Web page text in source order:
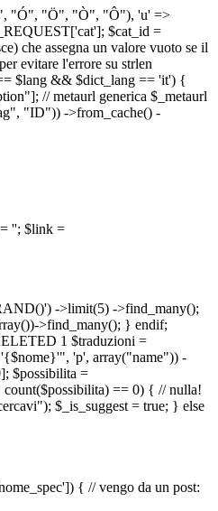
"Ó", "Ö", "Ò", "Ô"), 'u' =>
$cat_id =
che assegna un valore vuoto se il
evitare l'errore su strlen
$lang && $dict_lang == 'it') {
// metaurl generica $_metaurl
"ID")) ->from_cache() -
''; $link =
->limit(5) ->find_many();
>find_many(); } endif;
1 $traduzioni =
'p', array("name")) -
$possibilita =
== 0) { // nulla!
$_is_suggest = true; } else
{ // vengo da un post: